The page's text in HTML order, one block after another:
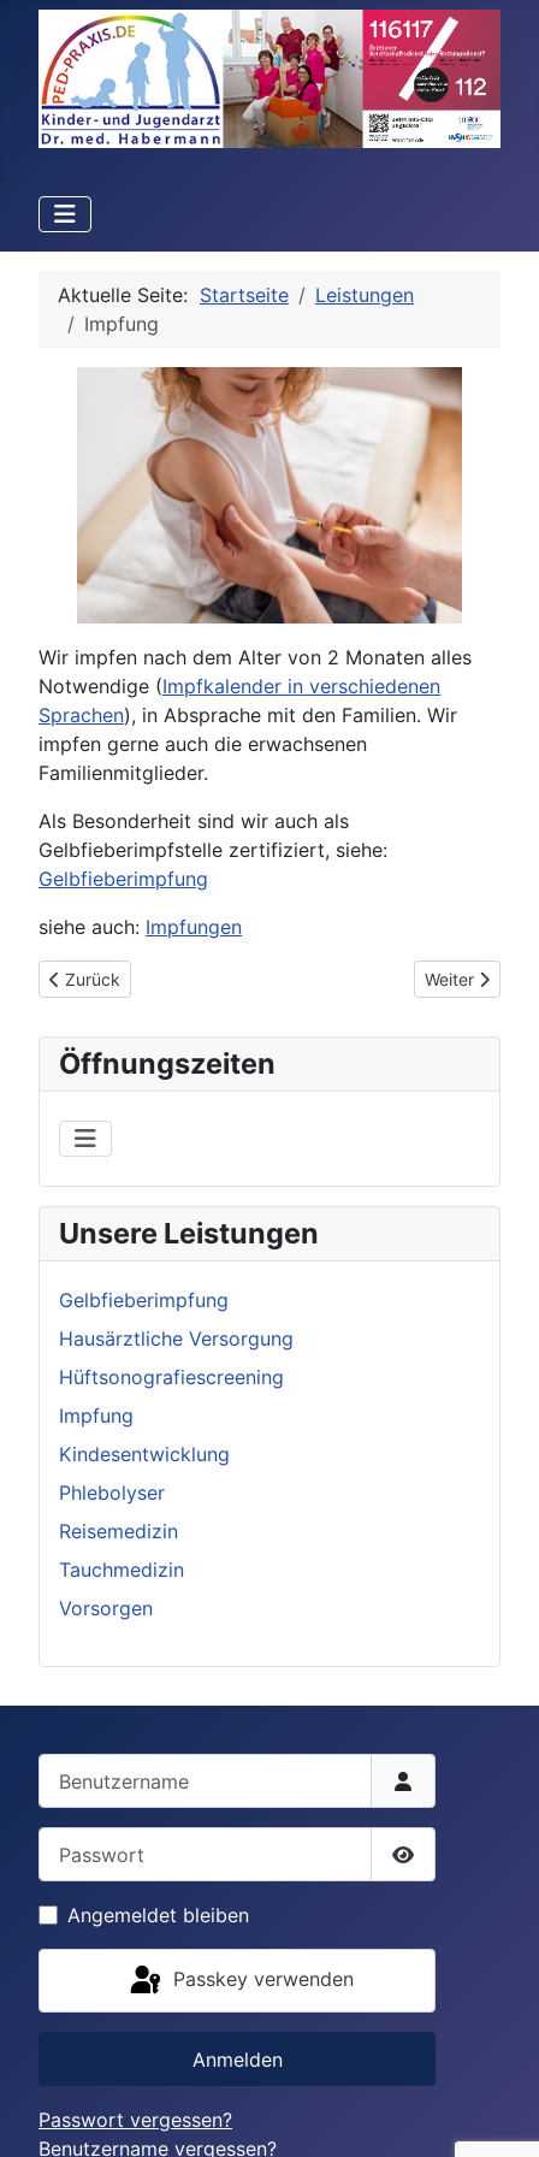
Aktuelle Seite: Startseite
Leistungen
Impfung
Wir impfen nach dem Alter von 2 Monaten alles
Notwendige (Impfkalender in verschiedenen
Sprachen), in Absprache mit den Familien. Wir
impfen gerne auch die erwachsenen
Familienmitglieder.
Als Besonderheit sind wir auch als
Gelbfieberimpfstelle zertifiziert, siehe:
Gelbfieberimpfung
siehe auch: Impfungen
Vorheriger Beitrag: Vorsorgen
Zurück Nächster
Weiter
Öffnungszeiten
Unsere Leistungen
Gelbfieberimpfung
Hausärztliche Versorgung
Hüftsonografiescreening
Impfung
Kindesentwicklung
Phlebolyser
Reisemedizin
Tauchmedizin
Vorsorgen
Passwort
Angemeldet bleiben
Passkey verwenden
Anmelden
Passwort vergessen?
Benutzername vergessen?